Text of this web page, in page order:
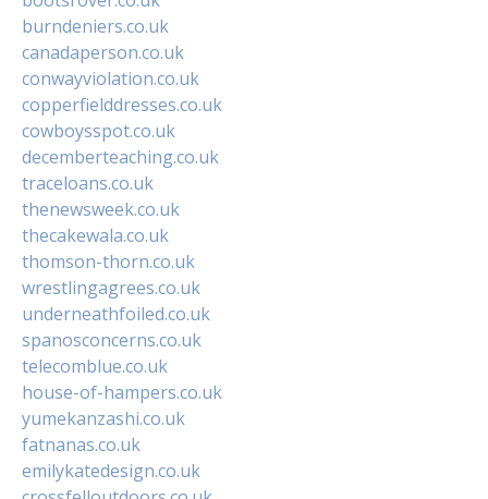
burndeniers.co.uk
canadaperson.co.uk
conwayviolation.co.uk
copperfielddresses.co.uk
cowboysspot.co.uk
decemberteaching.co.uk
traceloans.co.uk
thenewsweek.co.uk
thecakewala.co.uk
thomson-thorn.co.uk
wrestlingagrees.co.uk
underneathfoiled.co.uk
spanosconcerns.co.uk
telecomblue.co.uk
house-of-hampers.co.uk
yumekanzashi.co.uk
fatnanas.co.uk
emilykatedesign.co.uk